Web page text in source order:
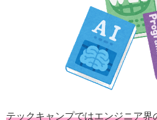
テックキャンプではエンジニア界